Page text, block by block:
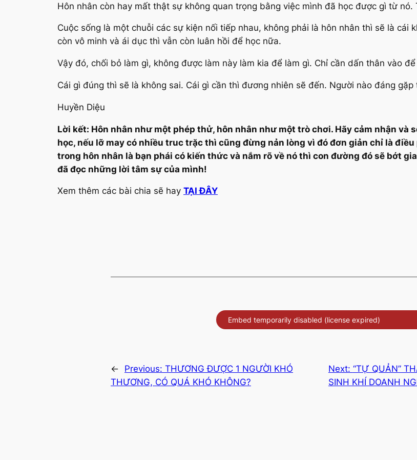
Hôn nhân còn hay mất thật sự không quan trọng bằng việc mình đã học được gì từ nó.
Cuộc sống là một chuỗi các sự kiện nối tiếp nhau, không phải là hôn nhân thì sẽ là cái
còn vô minh và ái dục thì vẫn còn luân hồi để học nữa.
Vậy đó, chối bỏ làm gì, không được làm này làm kia để làm gì. Chỉ cần dấn thân vào
Cái gì đúng thì sẽ là không sai. Cái gì cần thì đương nhiên sẽ đến. Người nào đáng gặp
Huyền Diệu
Lời kết: Hôn nhân như một phép thử, hôn nhân như một trò chơi. Hãy cảm nhận và
học, nếu lỡ may có nhiều truc trặc thì cũng đừng nản lòng vì đó đơn giản chỉ là
trong hôn nhân là bạn phái có kiến thức và nắm rõ về nó thì con đường đó sẽ bớt
đã đọc những lời tâm sự của mình!
Xem thêm các bài chia sẽ hay TẠI ĐÂY
← Previous: THƯƠNG ĐƯỢC 1 NGƯỜI KHÓ
THƯƠNG, CÓ QUÁ KHÓ KHÔNG?
Next: “TỰ QUẢN”
SINH KHÍ DOANH